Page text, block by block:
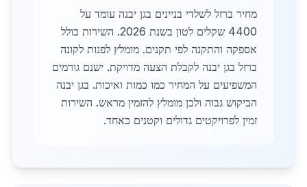
מחיר ברזל לשלדי בניינים בגן יבנה עומד על
4400 שקלים לטון בשנת 2026. השירות כולל
אספקה והתקנה לפי תקנים. מומלץ לפנות לקונה
ברזל בגן יבנה לקבלת הצעה מדויקת. ישנם גורמים
המשפיעים על המחיר כמו כמות ואיכות. בגן יבנה
הביקוש גבוה ולכן מומלץ להזמין מראש. השירות
זמין לפרויקטים גדולים וקטנים כאחד.